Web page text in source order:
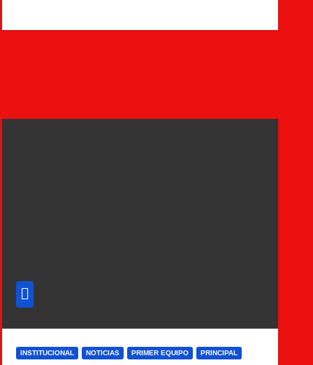
INSTITUCIONAL NOTICIAS PRIMER EQUIPO PRINCIPAL